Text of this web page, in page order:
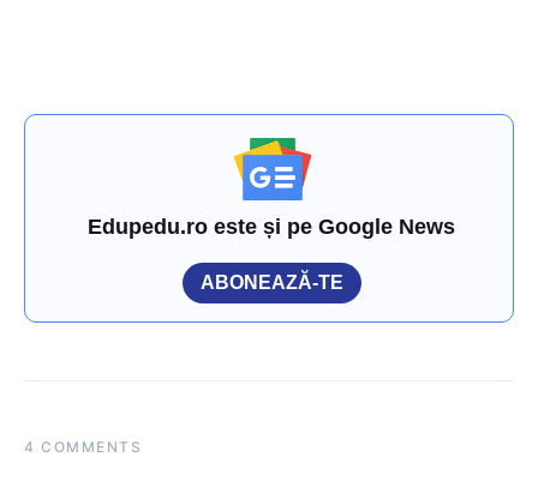
Edupedu.ro este și pe Google News
ABONEAZĂ-TE
4 COMMENTS